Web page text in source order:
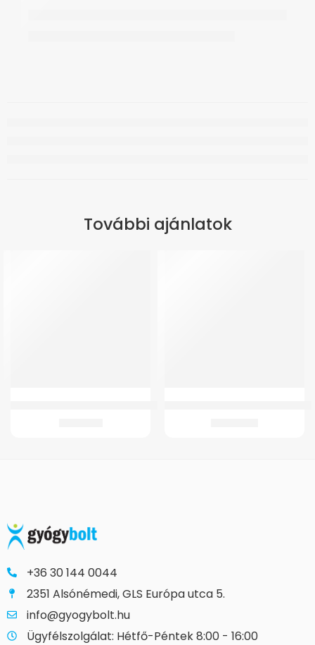
További ajánlatok
+36 30 144 0044
2351 Alsónémedi, GLS Európa utca 5.
info@gyogybolt.hu
Ügyfélszolgálat: Hétfő-Péntek 8:00 - 16:00